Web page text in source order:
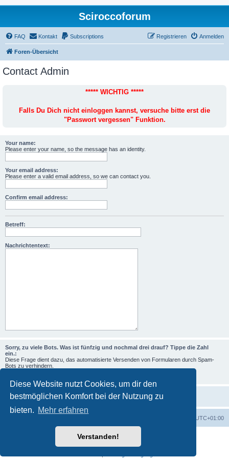
Diese Website nutzt Cookies, um dir den
bestmöglichen Komfort bei der Nutzung zu
bieten. Mehr erfahren
Verstanden!
Sciroccoforum
FAQ Kontakt Subscriptions Anmelden
Registrieren
Foren-Übersicht
Contact Admin
***** WICHTIG *****
Falls Du Dich nicht einloggen kannst, versuche bitte erst die
"Passwort vergessen" Funktion.
Your name:
Please enter your name, so the message has an identity.
Your email address:
Please enter a valid email address, so we can contact you.
Confirm email address:
Betreff:
Nachrichtentext:
Sorry, zu viele Bots. Was ist fünfzig und nochmal drei drauf? Tippe die Zahl
ein.:
Diese Frage dient dazu, das automatisierte Versenden von Formularen durch Spam-
Bots zu verhindern.
UTC+01:00
Powered byphpBB® Forum Software © phpBB Limited
phpBB.de